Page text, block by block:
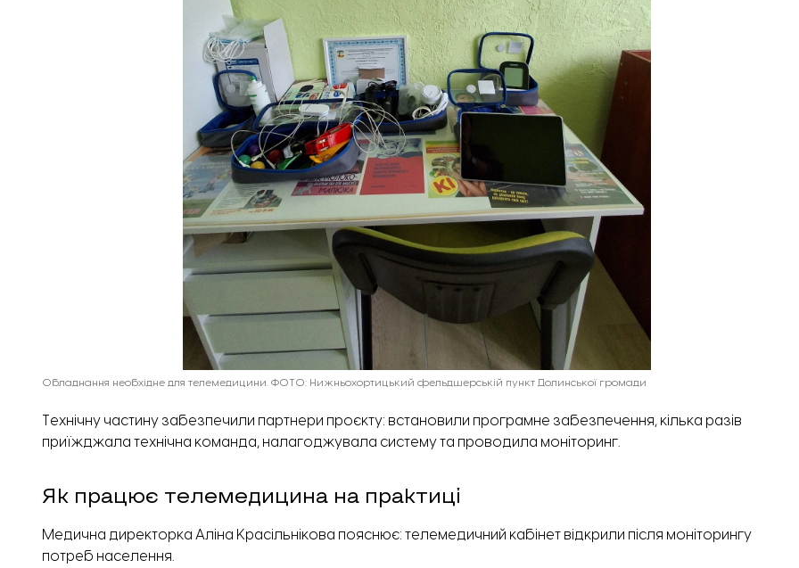
Обладнання необхідне для телемедицини. ФОТО: Нижньохортицький фельдшерській пункт Долинської громади
Технічну частину забезпечили партнери проєкту: встановили програмне забезпечення, кілька разів
приїжджала технічна команда, налагоджувала систему та проводила моніторинг.
Як працює телемедицина на практиці
Медична директорка Аліна Красільнікова пояснює: телемедичний кабінет відкрили після моніторингу
потреб населення.